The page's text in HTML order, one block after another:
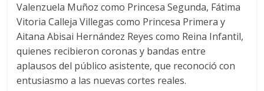
Valenzuela Muñoz como Princesa Segunda, Fátima
Vitoria Calleja Villegas como Princesa Primera y
Aitana Abisai Hernández Reyes como Reina Infantil,
quienes recibieron coronas y bandas entre
aplausos del público asistente, que reconoció con
entusiasmo a las nuevas cortes reales.